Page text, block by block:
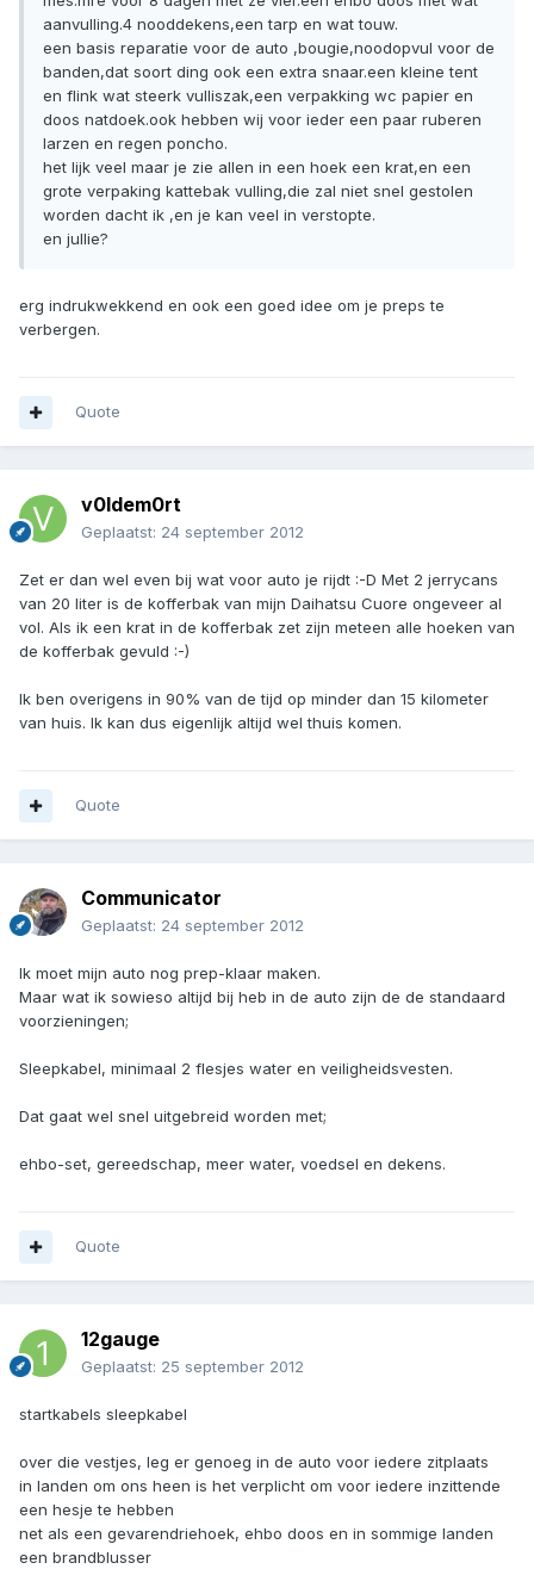
aanvulling.4 nooddekens,een tarp en wat touw.
een basis reparatie voor de auto ,bougie,noodopvul voor de
banden,dat soort ding ook een extra snaar.een kleine tent
en flink wat steerk vulliszak,een verpakking wc papier en
doos natdoek.ook hebben wij voor ieder een paar ruberen
larzen en regen poncho.
het lijk veel maar je zie allen in een hoek een krat,en een
grote verpaking kattebak vulling,die zal niet snel gestolen
worden dacht ik ,en je kan veel in verstopte.
en jullie?
erg indrukwekkend en ook een goed idee om je preps te
verbergen.
Quote
v0ldem0rt
Geplaatst: 24 september 2012
Zet er dan wel even bij wat voor auto je rijdt :-D Met 2 jerrycans
van 20 liter is de kofferbak van mijn Daihatsu Cuore ongeveer al
vol. Als ik een krat in de kofferbak zet zijn meteen alle hoeken van
de kofferbak gevuld :-)
Ik ben overigens in 90% van de tijd op minder dan 15 kilometer
van huis. Ik kan dus eigenlijk altijd wel thuis komen.
Quote
Communicator
Geplaatst: 24 september 2012
Ik moet mijn auto nog prep-klaar maken.
Maar wat ik sowieso altijd bij heb in de auto zijn de de standaard
voorzieningen;
Sleepkabel, minimaal 2 flesjes water en veiligheidsvesten.
Dat gaat wel snel uitgebreid worden met;
ehbo-set, gereedschap, meer water, voedsel en dekens.
Quote
12gauge
Geplaatst: 25 september 2012
startkabels sleepkabel
over die vestjes, leg er genoeg in de auto voor iedere zitplaats
in landen om ons heen is het verplicht om voor iedere inzittende
een hesje te hebben
net als een gevarendriehoek, ehbo doos en in sommige landen
een brandblusser